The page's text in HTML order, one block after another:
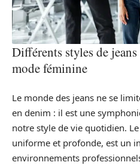
Différents styles de
mode féminine
Le monde des jeans ne se
en denim : il est une
notre style de vie quotidien. Le
uniforme et profonde, est un
environnements